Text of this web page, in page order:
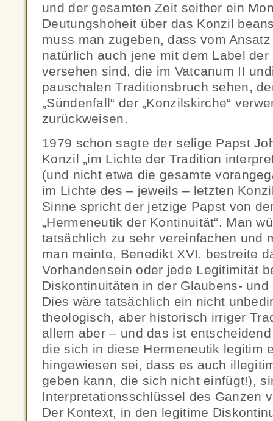
und der gesamten Zeit seither ein
Deutungshoheit über das Konzil
muss man zugeben, dass vom
natürlich auch jene mit dem Label
versehen sind, die im Vatcanum II
pauschalen Traditionsbruch sehen,
„Sündenfall“ der „Konzilskirche“
zurückweisen.
1979 schon sagte der selige Papst
Konzil „im Lichte der Tradition
(und nicht etwa die gesamte
im Lichte des – jeweils – letzten
Sinne spricht der jetzige Papst von
„Hermeneutik der Kontinuität“. Man
tatsächlich zu sehr vereinfachen und
man meinte, Benedikt XVI. bestreite
Vorhandensein oder jede Legitimität
Diskontinuitäten in der Glaubens-
Dies wäre tatsächlich ein nicht
theologisch, aber historisch irriger
allem aber – und das ist
die sich in diese Hermeneutik legitim
hingewiesen sei, dass es auch
geben kann, die sich nicht einfügt!),
Interpretationsschlüssel des Ganzen
Der Kontext, in den legitime